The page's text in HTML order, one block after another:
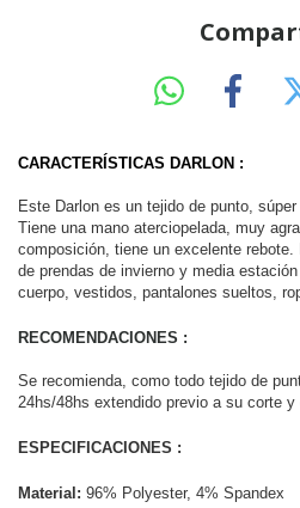
CARACTERÍSTICAS DARLON :
Este Darlon es un tejido de punto,
Tiene una mano aterciopelada, muy
composición, tiene un excelente
de prendas de invierno y media
cuerpo, vestidos, pantalones sueltos,
RECOMENDACIONES :
Se recomienda, como todo tejido de
24hs/48hs extendido previo a su corte y
ESPECIFICACIONES :
Material: 96% Polyester, 4% Spandex